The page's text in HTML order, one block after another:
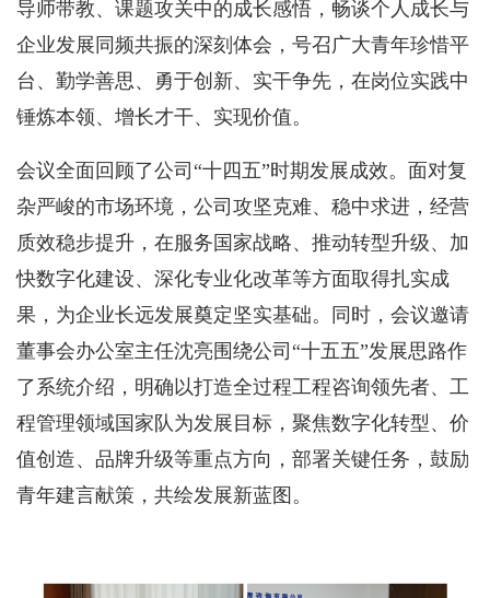
导师带教、课题攻关中的成长感悟，畅谈个人成长与
企业发展同频共振的深刻体会，号召广大青年珍惜平
台、勤学善思、勇于创新、实干争先，在岗位实践中
锤炼本领、增长才干、实现价值。
会议全面回顾了公司“十四五”时期发展成效。面对复
杂严峻的市场环境，公司攻坚克难、稳中求进，经营
质效稳步提升，在服务国家战略、推动转型升级、加
快数字化建设、深化专业化改革等方面取得扎实成
果，为企业长远发展奠定坚实基础。同时，会议邀请
董事会办公室主任沈亮围绕公司“十五五”发展思路作
了系统介绍，明确以打造全过程工程咨询领先者、工
程管理领域国家队为发展目标，聚焦数字化转型、价
值创造、品牌升级等重点方向，部署关键任务，鼓励
青年建言献策，共绘发展新蓝图。